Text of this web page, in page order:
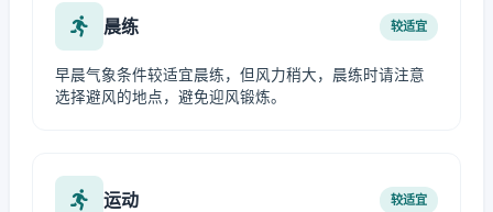
晨练 较适宜
早晨气象条件较适宜晨练，但风力稍大，晨练时请注意
选择避风的地点，避免迎风锻炼。
运动 较适宜